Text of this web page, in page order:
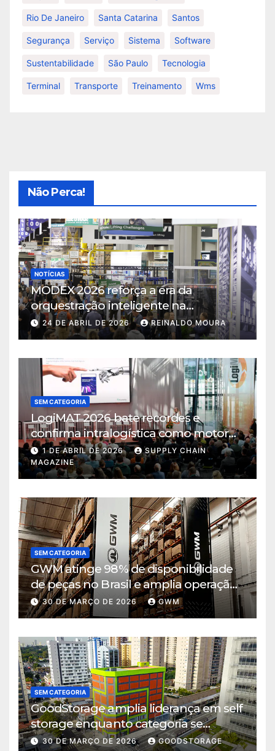
Rio De Janeiro Santa Catarina Santos
Segurança Serviço Sistema Software
Sustentabilidade São Paulo Tecnologia
Terminal Transporte Treinamento Wms
Não Perca!
NOTÍCIAS
MODEX 2026 reforça a era da
orquestração inteligente na
intralogística
24 DE ABRIL DE 2026 REINALDO MOURA
SEM CATEGORIA
LogiMAT 2026 bate recordes e
confirma intralogística como motor
de decisão em tempos de incerteza
1 DE ABRIL DE 2026
SUPPLY CHAIN
MAGAZINE
SEM CATEGORIA
GWM atinge 98% de disponibilidade
de peças no Brasil e amplia operação
logística em Cajamar
30 DE MARÇO DE 2026 GWM
SEM CATEGORIA
GoodStorage amplia liderança em self
storage enquanto categoria se
consolida em São Paulo
30 DE MARÇO DE 2026 GOODSTORAGE